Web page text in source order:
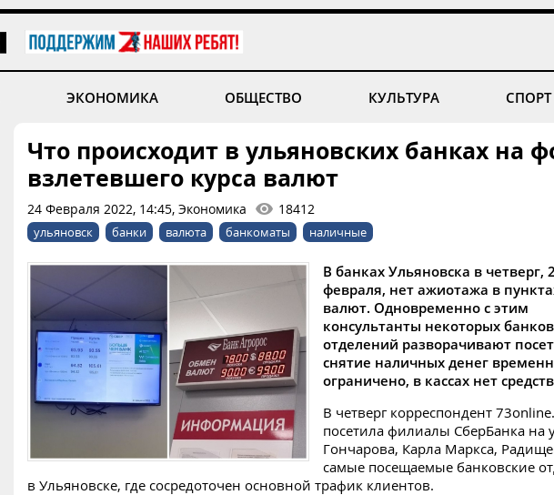
ЭКОНОМИКА ОБЩЕСТВО КУЛЬТУРА СПОРТ
Что происходит в ульяновских банках на
взлетевшего курса валют
24 Февраля 2022, 14:45, Экономика 18412
ульяновск банки валюта банкоматы наличные
В банках Ульяновска в четверг,
февраля, нет ажиотажа в
валют. Одновременно с этим
консультанты некоторых
отделений разворачивают
снятие наличных денег
ограничено, в кассах нет
В четверг корреспондент
посетила филиалы СберБанка на
Гончарова, Карла Маркса,
самые посещаемые банковские
в Ульяновске, где сосредоточен основной трафик клиентов.